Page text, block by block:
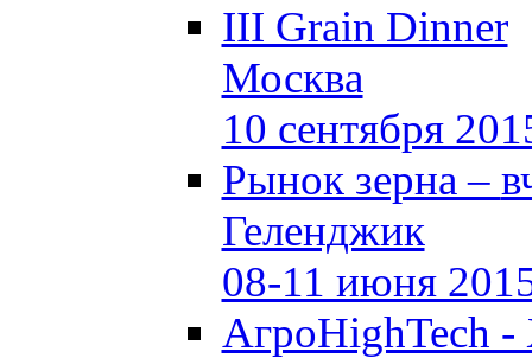
III Grain Dinner
Москва
10 сентября
Рынок зерна –
Геленджик
08-11 июня
АгроHighTech